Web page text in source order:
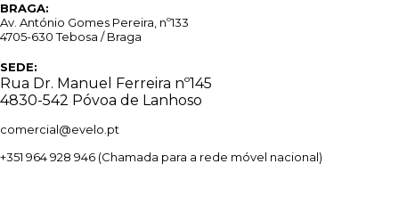
BRAGA:
Av. António Gomes Pereira, nº133
4705-630 Tebosa / Braga
SEDE:
Rua Dr. Manuel Ferreira nº145
4830-542 Póvoa de Lanhoso
comercial@evelo.pt
+351 964 928 946 (Chamada para a rede móvel nacional)